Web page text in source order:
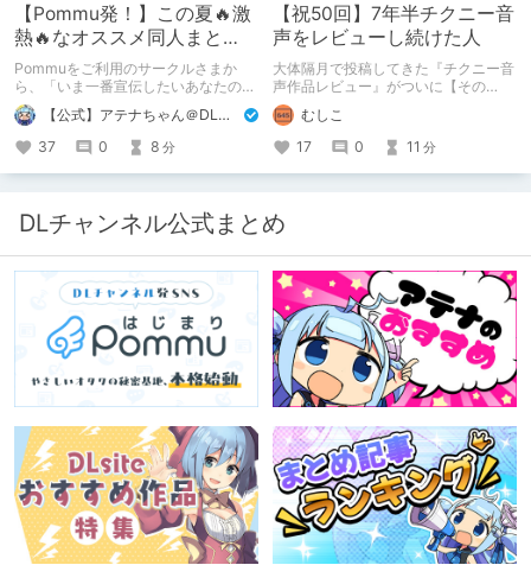
【Pommu発！】この夏🔥激
熱🔥なオススメ同人まと
め！ その1
Pommuをご利用のサークルさまか
ら、「いま一番宣伝したいあなたの
DLsite作品」を募りました！ この夏
🔥激熱🔥な作品ばかり！あなたがまだ
出会っていない、運命の作品が見つか
るかも！
【公式】アテナちゃん＠DLチャンネル
37
0 8 分
【祝50回】7年半チクニー音
声をレビューし続けた人
大体隔月で投稿してきた『チクニー音
声作品レビュー』がついに【その
50】を迎えました！ 約7年半チクニー
し続け、おシコり報告をしてきただけ
ですけど記念は記念。 皆様への感謝
を伝えたり、これまでの投稿を振り返
ります。
むしこ
17
0 11 分
DLチャンネル公式まとめ